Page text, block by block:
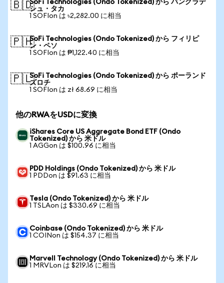
🇧🇩SoFi Technologies (Ondo Tokenized) から バングラデ
シュ・タカ
1 SOFIon は ৳2,282.00 に相当
🇵🇭SoFi Technologies (Ondo Tokenized) から フィリピ
ン・ペソ
1 SOFIon は ₱1,122.40 に相当
🇵🇱SoFi Technologies (Ondo Tokenized) から ポーランド
ズロチ
1 SOFIon は zł 68.69 に相当
他のRWAをUSDに変換
iShares Core US Aggregate Bond ETF (Ondo
Tokenized) から 米ドル
1 AGGon は $100.96 に相当
PDD Holdings (Ondo Tokenized) から 米ドル
1 PDDon は $91.63 に相当
Tesla (Ondo Tokenized) から 米ドル
1 TSLAon は $330.69 に相当
Coinbase (Ondo Tokenized) から 米ドル
1 COINon は $154.37 に相当
Marvell Technology (Ondo Tokenized) から 米ドル
1 MRVLon は $219.16 に相当